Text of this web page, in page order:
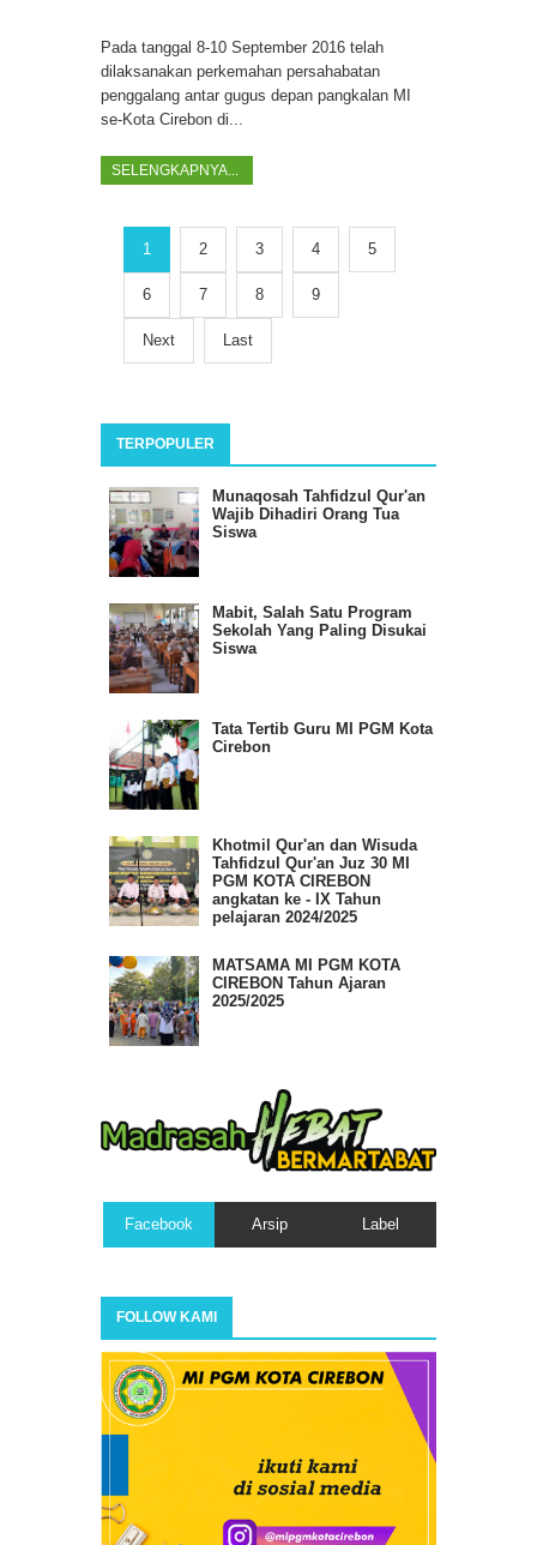
Pada tanggal 8-10 September 2016 telah
dilaksanakan perkemahan persahabatan
penggalang antar gugus depan pangkalan MI
se-Kota Cirebon di...
SELENGKAPNYA...
1 2 3 4 5
6 7 8 9
Next Last
TERPOPULER
Munaqosah Tahfidzul Qur'an
Wajib Dihadiri Orang Tua
Siswa
Mabit, Salah Satu Program
Sekolah Yang Paling Disukai
Siswa
Tata Tertib Guru MI PGM Kota
Cirebon
Khotmil Qur'an dan Wisuda
Tahfidzul Qur'an Juz 30 MI
PGM KOTA CIREBON
angkatan ke - IX Tahun
pelajaran 2024/2025
MATSAMA MI PGM KOTA
CIREBON Tahun Ajaran
2025/2025
Facebook Arsip Label
FOLLOW KAMI